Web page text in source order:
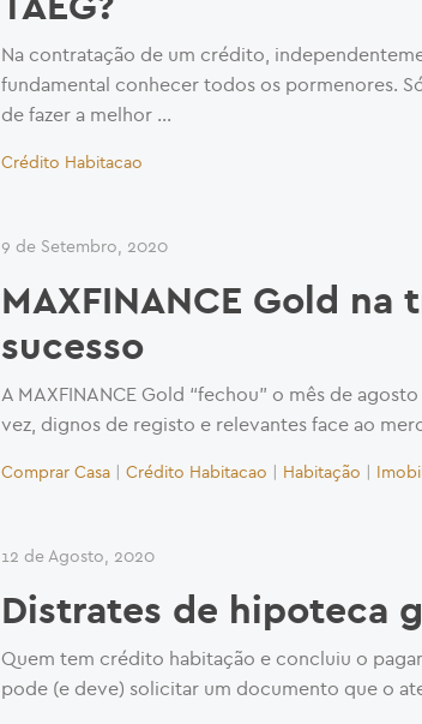
TAEG?
Na contratação de um crédito,
fundamental conhecer todos os pormenores.
de fazer a melhor …
Crédito Habitacao
9 de Setembro, 2020
MAXFINANCE Gold
sucesso
A MAXFINANCE Gold “fechou” o mês de
vez, dignos de registo e relevantes face ao
Comprar Casa Crédito Habitacao Habitação
12 de Agosto, 2020
Distrates de hipoteca
Quem tem crédito habitação e concluiu o
pode (e deve) solicitar um documento que o